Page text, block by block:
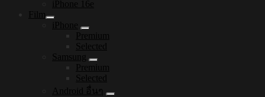
iPhone 16e
Film
iPhone
Premium
Selected
Samsung
Premium
Selected
Android อื่นๆ